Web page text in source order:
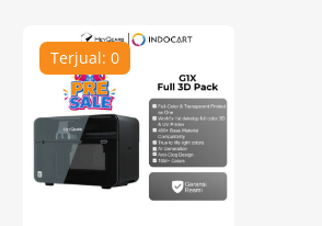
Terjual: 0